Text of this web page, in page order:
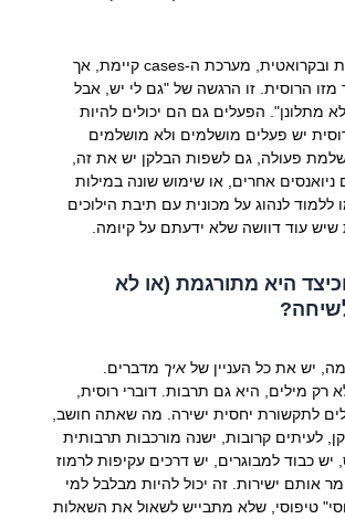
מצד שני, בסרבית ובקרואטית, מערכת ה-cases קיימת, אך
מזו הרוסית. זו הרגשה של "גם לי יש, אבל
לא מתלונן". הפעלים גם הם יכולים להיות
יש פעלים מושלמים ולא מושלמים
פעולה, גם לשפות הבלקן יש את זה,
אחרים, או שימוש שונה במילות
ללמוד לנהוג על מכונית עם תיבת הילוכים
שיש עוד דוושה שלא ידעתם על קיומה.
וכיצד היא מתורגמת (או לא
יש את כל העניין של איך מדברים.
רק מילים, היא גם תרבות. דוברי רוסית,
לתקשורת יחסית ישירה. מה שאתה חושב,
לעיתים קרובות, ישנה מורכבות תרבותית
יש כבוד למבוגרים, יש דרכים עקיפות לרמוז
אותם ישירות. זה יכול להיות מבלבל למי
טיפוסי, שלא מתבייש לשאול את השאלות